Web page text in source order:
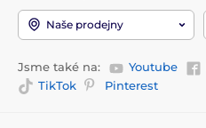
Naše prodejny
Jsme také na: Youtube
TikTok
Pinterest